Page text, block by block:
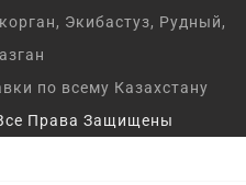
Экибастуз, Рудный,
по всему Казахстану
Права Защищены